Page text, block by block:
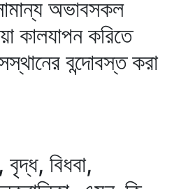
অভাবসকল
কালযাপন করিতে
বন্দোবস্ত করা
বিধবা,